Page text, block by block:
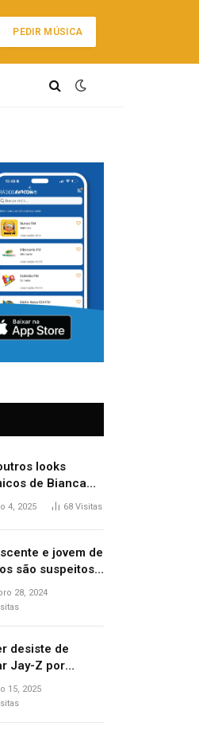
PEDIR MÚSICA
looks
de Bianca
esposa de
2025
4, 2025 68 Visitas
e jovem de
são suspeitos
drogas
de delegacia e
28, 2024
desiste de
Jay-Z por
diz revista
15, 2025